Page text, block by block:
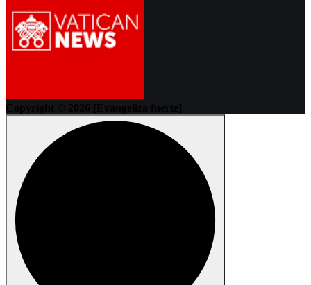
Copyright © 2026 [Evangeliza fuerte]